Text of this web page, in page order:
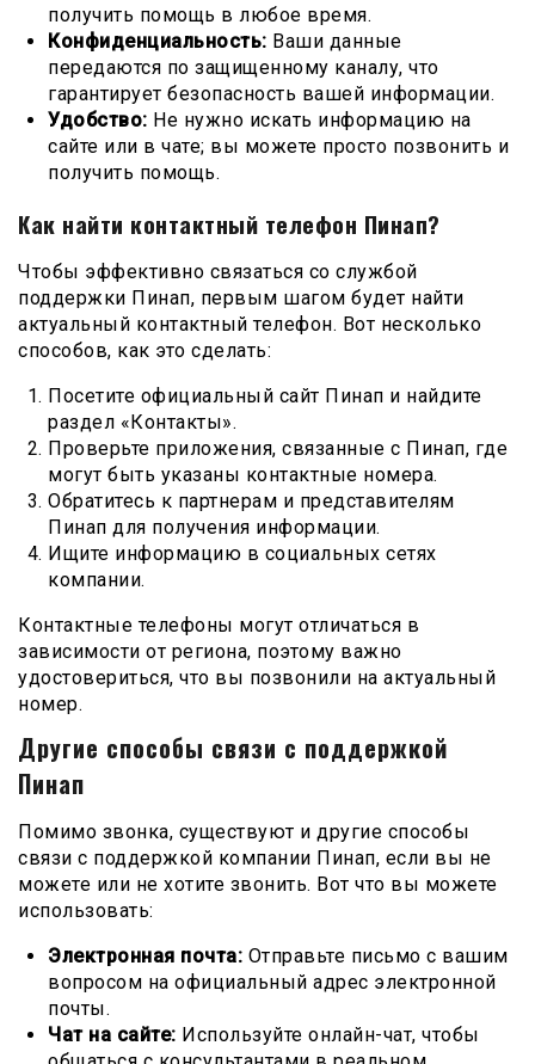
получить помощь в любое время.
Конфиденциальность: Ваши данные
передаются по защищенному каналу, что
гарантирует безопасность вашей информации.
Удобство: Не нужно искать информацию на
сайте или в чате; вы можете просто позвонить и
получить помощь.
Как найти контактный телефон Пинап?
Чтобы эффективно связаться со службой
поддержки Пинап, первым шагом будет найти
актуальный контактный телефон. Вот несколько
способов, как это сделать:
Посетите официальный сайт Пинап и найдите
раздел «Контакты».
Проверьте приложения, связанные с Пинап, где
могут быть указаны контактные номера.
Обратитесь к партнерам и представителям
Пинап для получения информации.
Ищите информацию в социальных сетях
компании.
Контактные телефоны могут отличаться в
зависимости от региона, поэтому важно
удостовериться, что вы позвонили на актуальный
номер.
Другие способы связи с поддержкой
Пинап
Помимо звонка, существуют и другие способы
связи с поддержкой компании Пинап, если вы не
можете или не хотите звонить. Вот что вы можете
использовать:
Электронная почта: Отправьте письмо с вашим
вопросом на официальный адрес электронной
почты.
Чат на сайте: Используйте онлайн-чат, чтобы